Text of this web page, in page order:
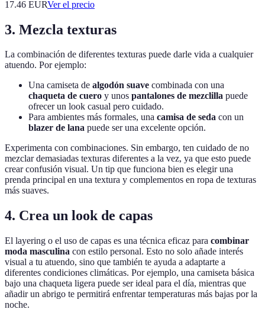
17.46 EURVer el precio
3. Mezcla texturas
La combinación de diferentes texturas puede darle vida a cualquier
atuendo. Por ejemplo:
Una camiseta de algodón suave combinada con una
chaqueta de cuero y unos pantalones de mezclilla puede
ofrecer un look casual pero cuidado.
Para ambientes más formales, una camisa de seda con un
blazer de lana puede ser una excelente opción.
Experimenta con combinaciones. Sin embargo, ten cuidado de no
mezclar demasiadas texturas diferentes a la vez, ya que esto puede
crear confusión visual. Un tip que funciona bien es elegir una
prenda principal en una textura y complementos en ropa de texturas
más suaves.
4. Crea un look de capas
El layering o el uso de capas es una técnica eficaz para combinar
moda masculina con estilo personal. Esto no solo añade interés
visual a tu atuendo, sino que también te ayuda a adaptarte a
diferentes condiciones climáticas. Por ejemplo, una camiseta básica
bajo una chaqueta ligera puede ser ideal para el día, mientras que
añadir un abrigo te permitirá enfrentar temperaturas más bajas por la
noche.